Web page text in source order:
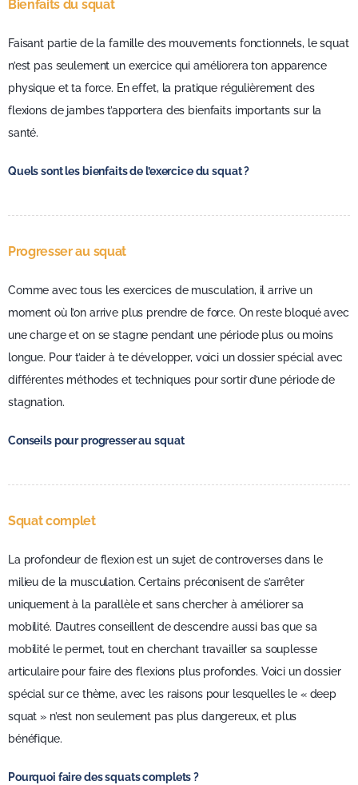
Bienfaits du squat
Faisant partie de la famille des mouvements fonctionnels, le squat
n’est pas seulement un exercice qui améliorera ton apparence
physique et ta force. En effet, la pratique régulièrement des
flexions de jambes t’apportera des bienfaits importants sur la
santé.
Quels sont les bienfaits de l’exercice du squat ?
Progresser au squat
Comme avec tous les exercices de musculation, il arrive un
moment où l’on arrive plus prendre de force. On reste bloqué avec
une charge et on se stagne pendant une période plus ou moins
longue. Pour t’aider à te développer, voici un dossier spécial avec
différentes méthodes et techniques pour sortir d’une période de
stagnation.
Conseils pour progresser au squat
Squat complet
La profondeur de flexion est un sujet de controverses dans le
milieu de la musculation. Certains préconisent de s’arrêter
uniquement à la parallèle et sans chercher à améliorer sa
mobilité. D’autres conseillent de descendre aussi bas que sa
mobilité le permet, tout en cherchant travailler sa souplesse
articulaire pour faire des flexions plus profondes. Voici un dossier
spécial sur ce thème, avec les raisons pour lesquelles le « deep
squat » n’est non seulement pas plus dangereux, et plus
bénéfique.
Pourquoi faire des squats complets ?